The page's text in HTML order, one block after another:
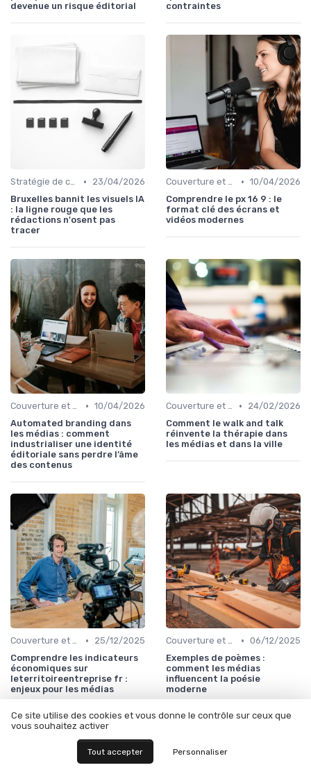
devenue un risque éditorial
contraintes
Stratégie de contenu •
23/04/2026
Bruxelles bannit les visuels IA
: la ligne rouge que les
rédactions n'osent pas
tracer
Couverture et choix de sujets • 10/04/2026
Comprendre le px 16 9 : le
format clé des écrans et
vidéos modernes
Couverture et choix de sujets • 10/04/2026
Automated branding dans
les médias : comment
industrialiser une identité
éditoriale sans perdre l’âme
des contenus
Couverture et choix de sujets •
24/02/2026
Comment le walk and talk
réinvente la thérapie dans
les médias et dans la ville
Couverture et choix de sujets •
25/12/2025
Comprendre les indicateurs
économiques sur
leterritoireentreprise fr :
enjeux pour les médias
Couverture et choix de sujets • 06/12/2025
Exemples de poèmes :
comment les médias
influencent la poésie
moderne
Les articles par date
Ce site utilise des cookies et vous donne le contrôle sur ceux que
vous souhaitez activer
Tout accepter Personnaliser